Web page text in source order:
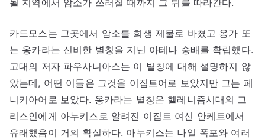
될 지역에서 암소가 쓰러질 때까지 그 뒤를 따라간다.
카드모스는 그곳에서 암소를 희생 제물로 바쳤고 옹가 또
는 옹카라는 신비한 별칭을 지닌 아테나 숭배를 확립했다.
고대의 저자 파우사니아스는 이 별칭에 대해 설명하지 않
았는데, 어떤 이들은 그것을 이집트어로 보았지만 그는 페
니키아어로 보았다. 옹카라는 별칭은 헬레니즘시대의 그
리스인에게 아누키스로 알려진 이집트 여신 안케트에서
유래했음이 거의 확실하다. 아누키스는 나일 폭포와 여러